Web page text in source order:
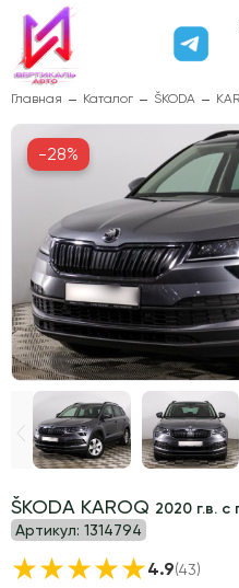
Главная Каталог ŠKODA
ŠKODA KAROQ 2020 г.в.
Артикул: 1314794
★★★★★4.9(43)
-28%